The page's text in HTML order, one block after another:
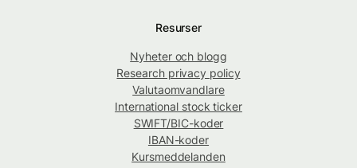
Resurser
Nyheter och blogg
Research privacy policy
Valutaomvandlare
International stock ticker
SWIFT/BIC-koder
IBAN-koder
Kursmeddelanden